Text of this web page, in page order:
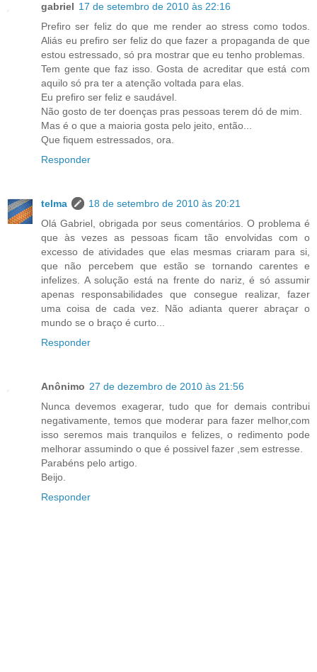
gabriel 17 de setembro de 2010 às 22:16
Prefiro ser feliz do que me render ao stress como todos.
Aliás eu prefiro ser feliz do que fazer a propaganda de que
estou estressado, só pra mostrar que eu tenho problemas.
Tem gente que faz isso. Gosta de acreditar que está com
aquilo só pra ter a atenção voltada para elas.
Eu prefiro ser feliz e saudável.
Não gosto de ter doenças pras pessoas terem dó de mim.
Mas é o que a maioria gosta pelo jeito, então...
Que fiquem estressados, ora.
Responder
telma
18 de setembro de 2010 às 20:21
Olá Gabriel, obrigada por seus comentários. O problema é
que às vezes as pessoas ficam tão envolvidas com o
excesso de atividades que elas mesmas criaram para si,
que não percebem que estão se tornando carentes e
infelizes. A solução está na frente do nariz, é só assumir
apenas responsabilidades que consegue realizar, fazer
uma coisa de cada vez. Não adianta querer abraçar o
mundo se o braço é curto...
Responder
Anônimo 27 de dezembro de 2010 às 21:56
Nunca devemos exagerar, tudo que for demais contribui
negativamente, temos que moderar para fazer melhor,com
isso seremos mais tranquilos e felizes, o redimento pode
melhorar assumindo o que é possivel fazer ,sem estresse.
Parabéns pelo artigo.
Beijo.
Responder